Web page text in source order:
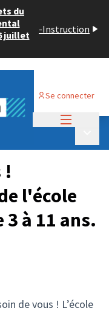
du
juillet
-Instruction
Se connecter
!
l'école
à 11 ans.
de vous ! L’école